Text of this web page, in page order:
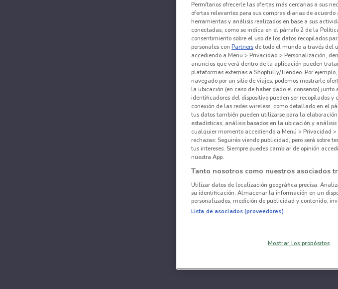
Permítanos ofrecerle las ofertas más cercanas a sus
ofertas relevantes para sus compras diarias de
herramientas y análisis realizados en base a sus
conectadas, como se indica en el párrafo 2 de la
consentimiento sobre el uso de los datos recopilados
personales con Partners de todo el mundo a través del
accediendo a Menu > Privacidad > Personalización,
anuncios que verá dentro de la aplicación pueden
plataformas externas a Shopfully/Tiendeo. Por
navegado por un sitio de viajes, podemos mostrarle
la ubicación (en caso de haber dado el consenso)
identificadores del dispositivo pueden ser recopilados
conexión de las redes wireless, como detallado en el
tus datos también pueden utilizarse para la
estadísticas, análisis basados en la ubicación y
cualquier momento accediendo a Menú > Privacidad
rechazas: Seguirás viendo publicidad, pero será sobre
tus intereses. Siempre puedes cambiar de opinión
nuestra App.
Tanto nosotros como nuestros asociados
Utilizar datos de localización geográfica precisa.
su identificación. Almacenar la información en un
personalizados, medición de publicidad y contenido,
Lista de asociados (proveedores)
Mostrar los propósitos